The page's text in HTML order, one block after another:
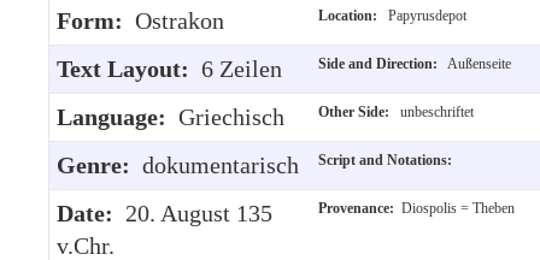
Form: Ostrakon Location: Papyrusdepot
Text Layout: 6 Zeilen Side and Direction: Außenseite
Language: Griechisch Other Side: unbeschriftet
Genre: dokumentarisch Script and Notations:
Date: 20. August 135
v.Chr.
Provenance: Diospolis = Theben